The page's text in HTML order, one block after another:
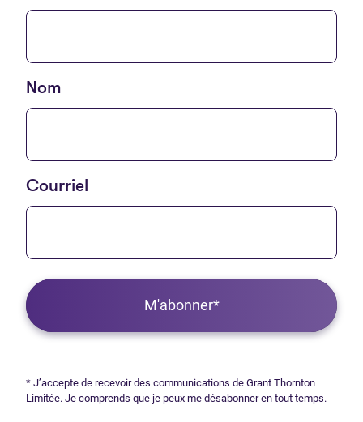
Nom
Courriel
M'abonner*
* J’accepte de recevoir des communications de Grant Thornton
Limitée. Je comprends que je peux me désabonner en tout temps.